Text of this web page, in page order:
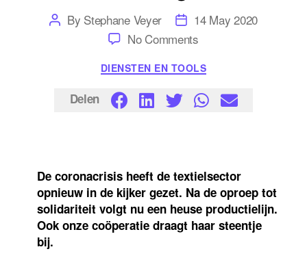
Post
author
By Stephane Veyer Post
date
14 May 2020
No Commentson
maken
–
2
Categories
DIENSTEN EN TOOLS
Delen
De coronacrisis heeft de textielsector
opnieuw in de kijker gezet. Na de oproep tot
solidariteit volgt nu een heuse productielijn.
Ook onze coöperatie draagt haar steentje
bij.